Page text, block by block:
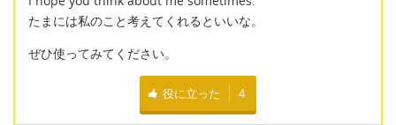
たまには私のこと考えてくれるといいな。
ぜひ使ってみてください。
役に立った 4